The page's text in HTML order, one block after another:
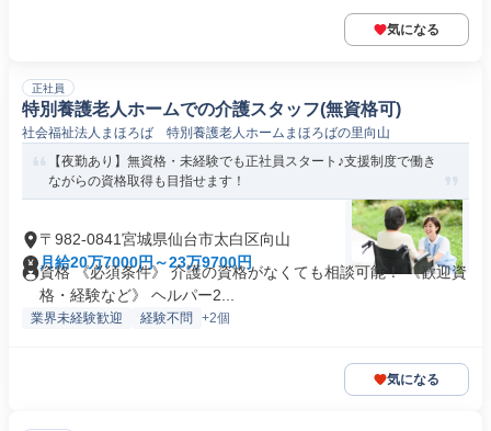
気になる
正社員
特別養護老人ホームでの介護スタッフ(無資格可)
社会福祉法人まほろば 特別養護老人ホームまほろばの里向山
【夜勤あり】無資格・未経験でも正社員スタート♪支援制度で働き
ながらの資格取得も目指せます！
〒982-0841宮城県仙台市太白区向山
月給20万7000円～23万9700円
資格 《必須条件》 介護の資格がなくても相談可能！ 《歓迎資
格・経験など》 ヘルパー2...
業界未経験歓迎 経験不問 +2個
気になる